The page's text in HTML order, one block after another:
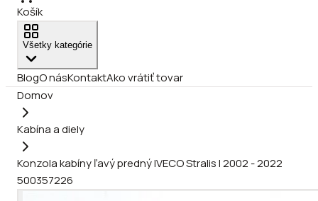
Košík
Všetky kategórie
BlogO násKontaktAko vrátiť tovar
Domov
Kabína a diely
Konzola kabíny ľavý predný IVECO Stralis I 2002 - 2022
500357226